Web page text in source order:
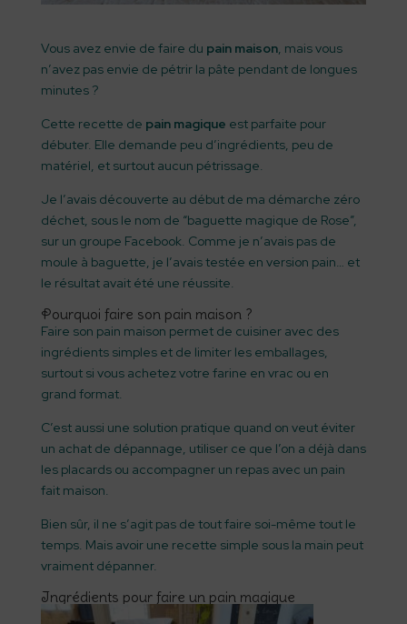
Vous avez envie de faire du pain maison, mais vous
n’avez pas envie de pétrir la pâte pendant de longues
minutes ?
Cette recette de pain magique est parfaite pour
débuter. Elle demande peu d’ingrédients, peu de
matériel, et surtout aucun pétrissage.
Je l’avais découverte au début de ma démarche zéro
déchet, sous le nom de “baguette magique de Rose”,
sur un groupe Facebook. Comme je n’avais pas de
moule à baguette, je l’avais testée en version pain… et
le résultat avait été une réussite.
Pourquoi faire son pain maison ?
Faire son pain maison permet de cuisiner avec des
ingrédients simples et de limiter les emballages,
surtout si vous achetez votre farine en vrac ou en
grand format.
C’est aussi une solution pratique quand on veut éviter
un achat de dépannage, utiliser ce que l’on a déjà dans
les placards ou accompagner un repas avec un pain
fait maison.
Bien sûr, il ne s’agit pas de tout faire soi-même tout le
temps. Mais avoir une recette simple sous la main peut
vraiment dépanner.
Ingrédients pour faire un pain magique